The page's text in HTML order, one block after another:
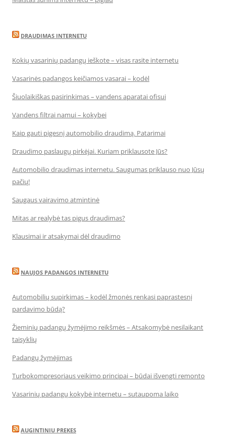
DRAUDIMAS INTERNETU
Kokių vasarinių padangų ieškote – visas rasite internetu
Vasarinės padangos keičiamos vasarai – kodėl
Šiuolaikiškas pasirinkimas – vandens aparatai ofisui
Vandens filtrai namui – kokybei
Kaip gauti pigesnį automobilio draudimą. Patarimai
Draudimo paslaugų pirkėjai. Kuriam priklausote Jūs?
Automobilio draudimas internetu. Saugumas priklauso nuo Jūsų
pačių!
Saugaus vairavimo atmintinė
Mitas ar realybė tas pigus draudimas?
Klausimai ir atsakymai dėl draudimo
NAUJOS PADANGOS INTERNETU
Automobilių supirkimas – kodėl žmonės renkasi paprastesnį
pardavimo būdą?
Žieminių padangų žymėjimo reikšmės – Atsakomybė nesilaikant
taisyklių
Padangų žymėjimas
Turbokompresoriaus veikimo principai – būdai išvengti remonto
Vasarinių padangų kokybė internetu – sutaupoma laiko
AUGINTINIU PREKES